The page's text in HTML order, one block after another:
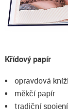
Křídový papír
opravdová
měkčí papír
tradiční